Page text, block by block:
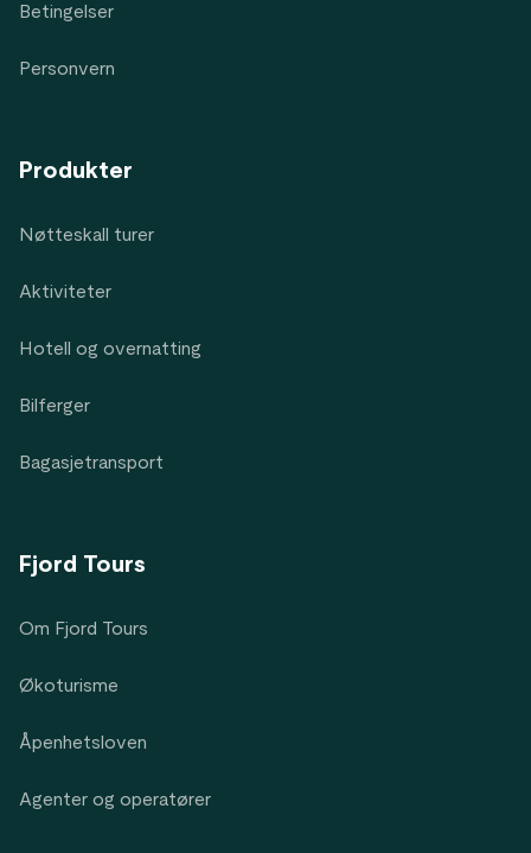
Betingelser
Personvern
Produkter
Nøtteskall turer
Aktiviteter
Hotell og overnatting
Bilferger
Bagasjetransport
Fjord Tours
Om Fjord Tours
Økoturisme
Åpenhetsloven
Agenter og operatører